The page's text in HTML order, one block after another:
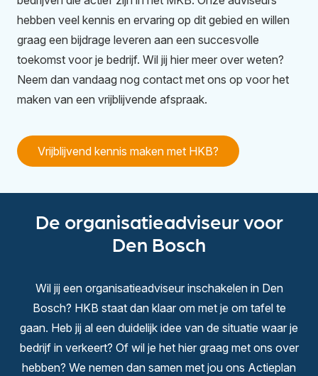
hebben veel kennis en ervaring op dit gebied en willen
graag een bijdrage leveren aan een succesvolle
toekomst voor je bedrijf. Wil jij hier meer over weten?
Neem dan vandaag nog contact met ons op voor het
maken van een vrijblijvende afspraak.
Vrijblijvend kennis maken met HKB?
De organisatieadviseur voor
Den Bosch
Wil jij een organisatieadviseur inschakelen in Den
Bosch? HKB staat dan klaar om met je om tafel te
gaan. Heb jij al een duidelijk idee van de situatie waar je
bedrijf in verkeert? Of wil je het hier graag met ons over
hebben? We nemen dan samen met jou ons Actieplan